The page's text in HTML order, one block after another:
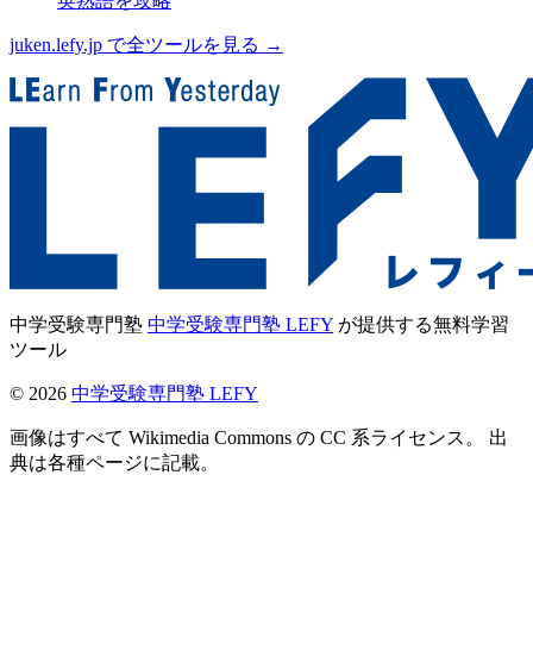
juken.lefy.jp で全ツールを見る →
中学受験専門塾 中学受験専門塾 LEFY が提供する無料学習
ツール
© 2026 中学受験専門塾 LEFY
画像はすべて Wikimedia Commons の CC 系ライセンス。 出
典は各種ページに記載。